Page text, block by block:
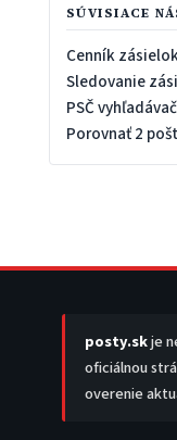
SÚVISIACE
Cenník
Sledovanie
PSČ
Porovnať 2
posty.skje
oficiálnou
overenie